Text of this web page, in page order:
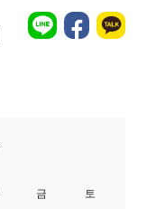
금
토